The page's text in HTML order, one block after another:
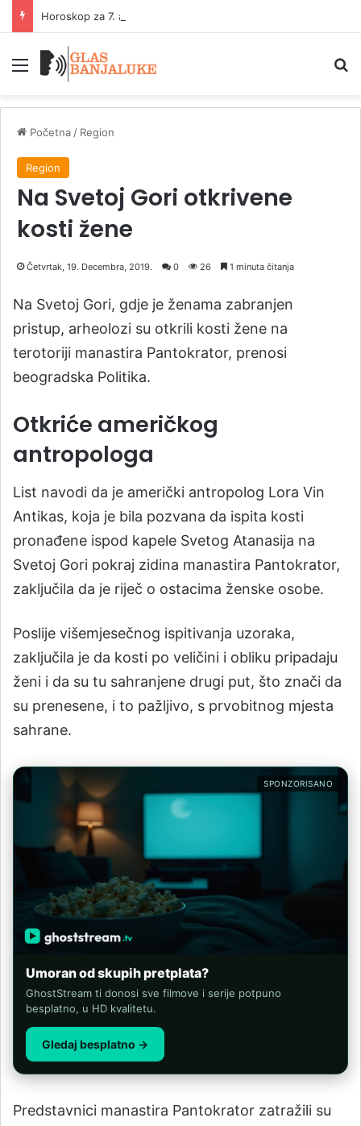
Horoskop za 7. avgust: Šta kažu zvijezde
Meni
Početna / Region
Region
Na Svetoj Gori otkrivene
kosti žene
Četvrtak, 19. Decembra, 2019. 0 26 1 minuta čitanja
Na Svetoj Gori, gdje je ženama zabranjen
pristup, arheolozi su otkrili kosti žene na
terotoriji manastira Pantokrator, prenosi
beogradska Politika.
Otkriće američkog
antropologa
List navodi da je američki antropolog Lora Vin
Antikas, koja je bila pozvana da ispita kosti
pronađene ispod kapele Svetog Atanasija na
Svetoj Gori pokraj zidina manastira Pantokrator,
zaključila da je riječ o ostacima ženske osobe.
Poslije višemjesečnog ispitivanja uzoraka,
zaključila je da kosti po veličini i obliku pripadaju
ženi i da su tu sahranjene drugi put, što znači da
su prenesene, i to pažljivo, s prvobitnog mjesta
sahrane.
SPONZORISANO
Umoran od skupih pretplata?
GhostStream ti donosi sve filmove i serije potpuno
besplatno, u HD kvalitetu.
Gledaj besplatno →
Predstavnici manastira Pantokrator zatražili su